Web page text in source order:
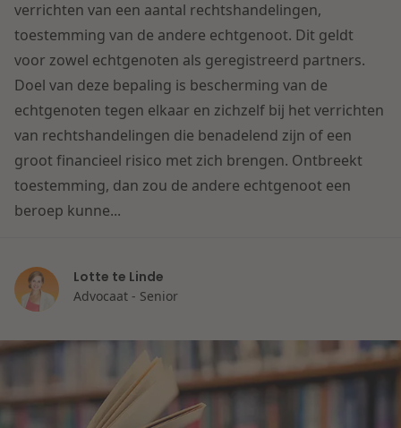
Zorg & Sociaal domein
Vastgoed
Overheid & Omgeving
Aanbesteding & Mededinging
Aansprakelijkheid & Verzekering
Litigation
Dichtbij de kansen en uitdagingen in de
woningbouw
Lees meer
Dichtbij de wendbare onderneming
Nieuws
Nederlands
verrichten van een aantal rechtshandelingen,
toestemming van de andere echtgenoot. Dit geldt
voor zowel echtgenoten als geregistreerd partners.
Doel van deze bepaling is bescherming van de
echtgenoten tegen elkaar en zichzelf bij het verrichten
van rechtshandelingen die benadelend zijn of een
groot financieel risico met zich brengen. Ontbreekt
toestemming, dan zou de andere echtgenoot een
beroep kunne...
Lotte te Linde
Advocaat - Senior